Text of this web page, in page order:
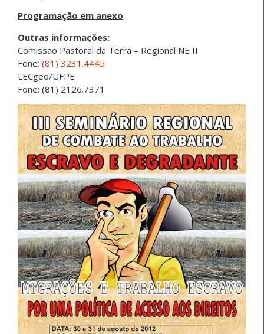
Programação em anexo
Outras informações:
Comissão Pastoral da Terra – Regional NE II
Fone: (81) 3231.4445
LECgeo/UFPE
Fone: (81) 2126.7371